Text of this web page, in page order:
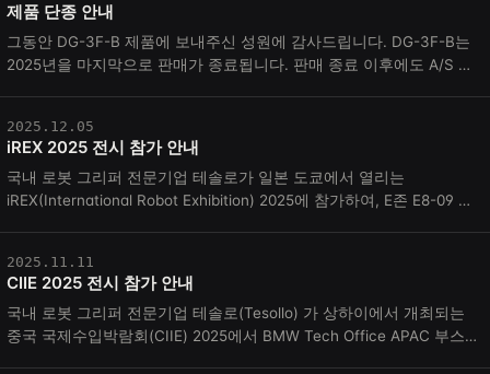
제품 단종 안내
그동안 DG-3F-B 제품에 보내주신 성원에 감사드립니다. DG-3F-B는
2025년을 마지막으로 판매가 종료됩니다. 판매 종료 이후에도 A/S 및
iREX 2025 전시 참가 안내
국내 로봇 그리퍼 전문기업 테솔로가 일본 도쿄에서 열리는
iREX(International Robot Exhibition) 2025에 참가하여, E존 E8-09 부
2025.12.05
CIIE 2025 전시 참가 안내
국내 로봇 그리퍼 전문기업 테솔로(Tesollo) 가 상하이에서 개최되는
중국 국제수입박람회(CIIE) 2025에서 BMW Tech Office APAC 부스와
2025.11.11